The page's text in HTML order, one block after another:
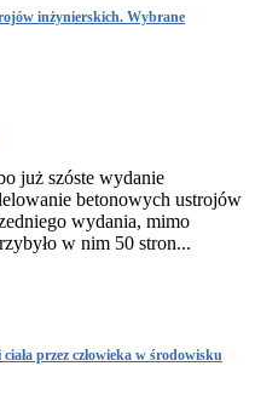
inżynierskich. Wybrane
już szóste wydanie
betonowych ustrojów
wydania, mimo
w nim 50 stron...
przez człowieka w środowisku